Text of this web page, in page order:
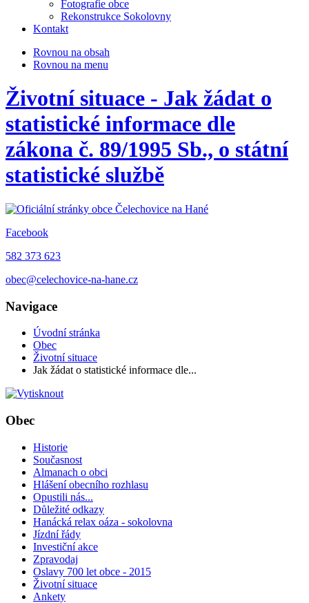
Fotografie obce
Rekonstrukce Sokolovny
Kontakt
Rovnou na obsah
Rovnou na menu
Životní situace - Jak žádat o
statistické informace dle
zákona č. 89/1995 Sb., o státní
statistické službě
Facebook
582 373 623
obec@celechovice-na-hane.cz
Navigace
Úvodní stránka
Obec
Životní situace
Jak žádat o statistické informace dle...
Obec
Historie
Současnost
Almanach o obci
Hlášení obecního rozhlasu
Opustili nás...
Důležité odkazy
Hanácká relax oáza - sokolovna
Jízdní řády
Investiční akce
Zpravodaj
Oslavy 700 let obce - 2015
Životní situace
Ankety